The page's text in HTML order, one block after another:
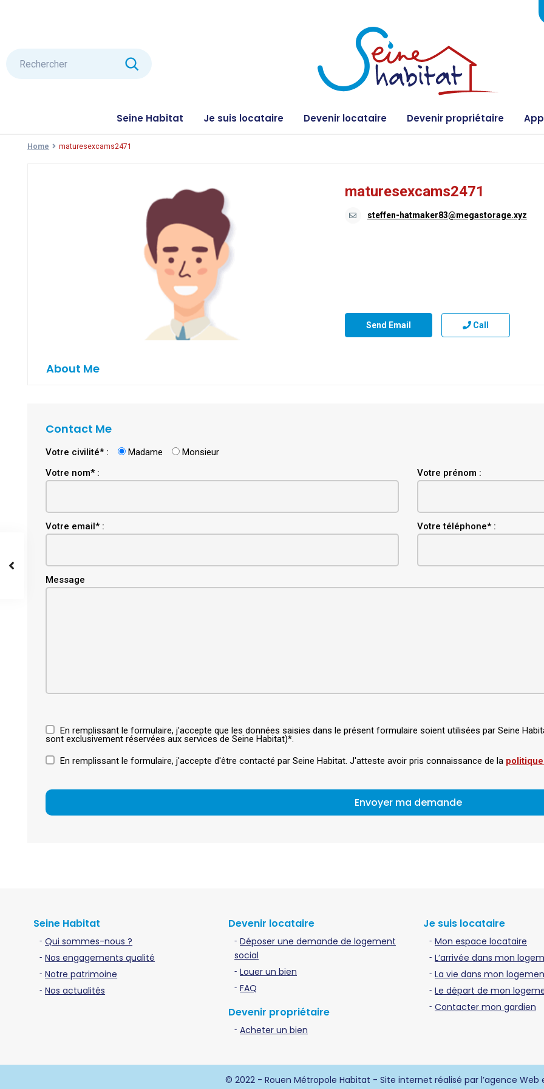
Seine Habitat Je suis locataire Devenir locataire Devenir propriétaire
Home maturesexcams2471
maturesexcams2471
steffen-hatmaker83@megastorage.xyz
Send Email Call
About Me
Contact Me
Votre civilité* : Madame
Monsieur
Votre nom* :
Votre prénom :
Votre email* : Votre téléphone* :
Message
En remplissant le formulaire, j'accepte que les données saisies dans le présent formulaire soient utilisées par Seine
sont exclusivement réservées aux services de Seine Habitat)*.
En remplissant le formulaire, j'accepte d'être contacté par Seine Habitat. J'atteste avoir pris connaissance de la
Seine Habitat
Qui sommes-nous ?
Nos engagements qualité
Notre patrimoine
Nos actualités
Devenir locataire
Déposer une demande de logement
social
Louer un bien
FAQ
Devenir propriétaire
Acheter un bien
Je suis locataire
Mon espace locataire
L’arrivée dans mon
La vie dans mon
Le départ de mon
Contacter mon gardien
© 2022 - Rouen Métropole Habitat - Site internet réalisé par l’agence Web